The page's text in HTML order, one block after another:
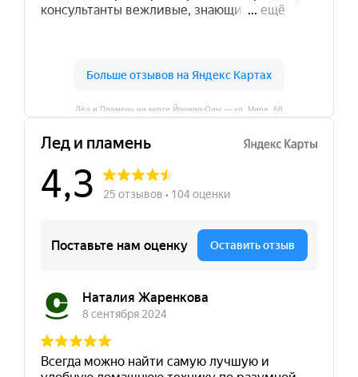
Лёд и Пламень на карте Йошкар‑Олы — ул. Мира, 68